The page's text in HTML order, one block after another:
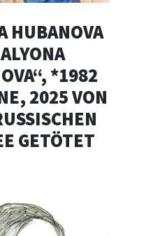
HUBANOVA
*1982
2025 VON
GETÖTET